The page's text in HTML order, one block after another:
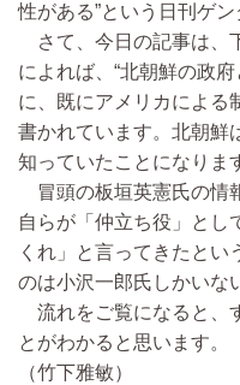
性がある”という日刊ゲ
さて、今日の記事は、
によれば、“北朝鮮の政
に、既にアメリカによる
書かれています。北朝鮮
知っていたことになりま
冒頭の板垣英憲氏の情
自らが「仲立ち役」とし
くれ」と言ってきたとい
のは小沢一郎氏しかいな
流れをご覧になると、
とがわかると思います。
（竹下雅敏）